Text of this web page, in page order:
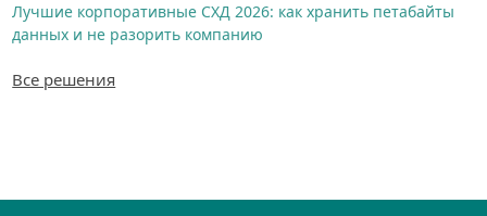
Лучшие корпоративные СХД 2026: как хранить петабайты
данных и не разорить компанию
Все решения